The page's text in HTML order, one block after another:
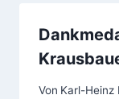
Von Karl-Heinz